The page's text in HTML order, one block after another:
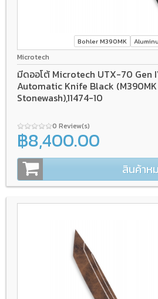
Bohler M390MK
Microtech
มีดออโต้ Microtech UTX-70 Gen
Automatic Knife Black (M390MK
Stonewash),11474-10
0 Review(s)
฿8,400.00
สินค้าห